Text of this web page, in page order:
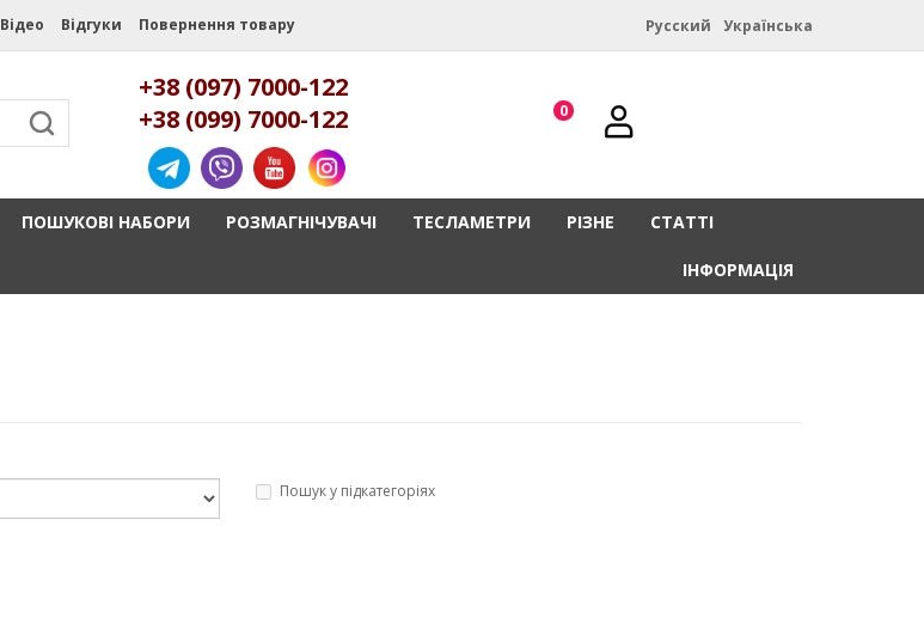
Відео Відгуки Повернення товару Русский Українська
+38 (097) 7000-122
+38 (099) 7000-122
0
ПОШУКОВІ НАБОРИ РОЗМАГНІЧУВАЧІ ТЕСЛАМЕТРИ РІЗНЕ СТАТТІ
ІНФОРМАЦІЯ
Пошук у підкатегоріях